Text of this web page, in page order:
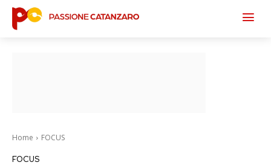
Home FOCUS
FOCUS